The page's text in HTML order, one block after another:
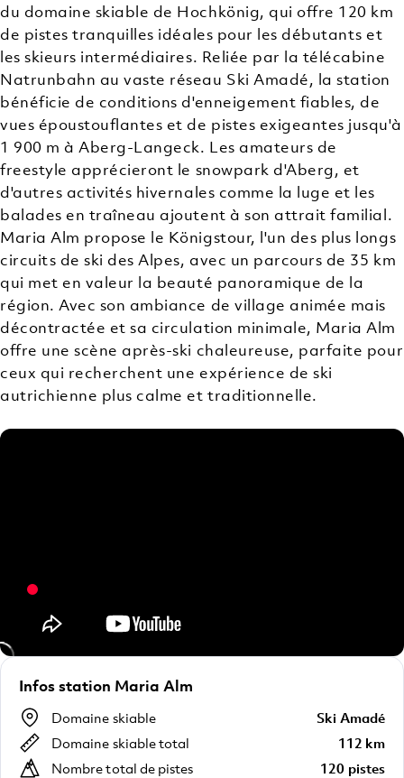
du domaine skiable de Hochkönig, qui offre 120 km
de pistes tranquilles idéales pour les débutants et
les skieurs intermédiaires. Reliée par la télécabine
Natrunbahn au vaste réseau Ski Amadé, la station
bénéficie de conditions d'enneigement fiables, de
vues époustouflantes et de pistes exigeantes jusqu'à
1 900 m à Aberg-Langeck. Les amateurs de
freestyle apprécieront le snowpark d'Aberg, et
d'autres activités hivernales comme la luge et les
balades en traîneau ajoutent à son attrait familial.
Maria Alm propose le Königstour, l'un des plus longs
circuits de ski des Alpes, avec un parcours de 35 km
qui met en valeur la beauté panoramique de la
région. Avec son ambiance de village animée mais
décontractée et sa circulation minimale, Maria Alm
offre une scène après-ski chaleureuse, parfaite pour
ceux qui recherchent une expérience de ski
autrichienne plus calme et traditionnelle.
Infos station Maria Alm
Domaine skiable
Ski Amadé
Domaine skiable total
112 km
Nombre total de pistes
120 pistes